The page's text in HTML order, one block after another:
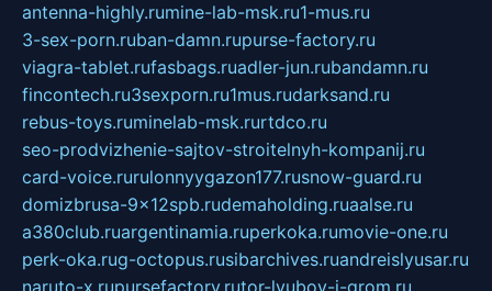
antenna-highly.rumine-lab-msk.ru1-mus.ru
3-sex-porn.ruban-damn.rupurse-factory.ru
viagra-tablet.rufasbags.ruadler-jun.rubandamn.ru
fincontech.ru3sexporn.ru1mus.rudarksand.ru
rebus-toys.ruminelab-msk.rurtdco.ru
seo-prodvizhenie-sajtov-stroitelnyh-kompanij.ru
card-voice.rurulonnyygazon177.rusnow-guard.ru
domizbrusa-9x12spb.rudemaholding.ruaalse.ru
a380club.ruargentinamia.ruperkoka.rumovie-one.ru
perk-oka.rug-octopus.rusibarchives.ruandreislyusar.ru